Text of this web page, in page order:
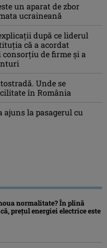
un aparat de zbor
ucraineană
după ce liderul
că a acordat
de firme și a
Unde se
în România
ajuns la pasagerul cu
normalitate? În plină
prețul energiei electrice este